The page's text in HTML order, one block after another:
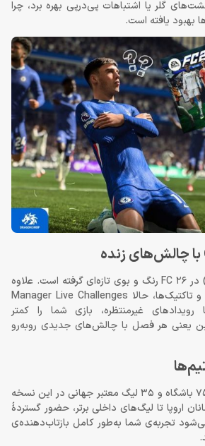
گلر یا اشتباهات پی‌درپی بهره برد، چرا
بهبود یافته است.
حالت مربی‌گری (Career) در FC 26 رنگ و بوی تازه‌ای گرفته است. علاوه
بر مدیریت همیشگی تیم و تاکتیک‌ها، حالا Manager Live Challenges
غیرمنتظره، بازی شما را کمتر
یعنی هر فصل با چالش‌های جدیدی روبه‌رو
بیش از 20,000 بازیکن، 750 باشگاه و 35 لیگ معتبر جهانی در این نسخه
اروپا تا لیگ‌های داخلی برتر، حضور گستردهٔ
تجربه‌ی شما به‌طور کامل بازتاب‌دهنده‌ی